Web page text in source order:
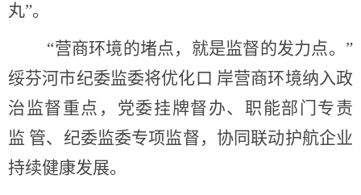
丸”。
“营商环境的堵点，就是监督的发力点。”
绥芬河市纪委监委将优化口 岸营商环境纳入政
治监督重点，党委挂牌督办、职能部门专责
监 管、纪委监委专项监督，协同联动护航企业
持续健康发展。